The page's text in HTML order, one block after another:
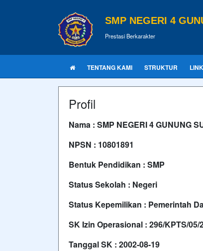
SMP NEGERI 4
Prestasi Berkarakter
TENTANG KAMI STRUKTUR
Profil
Nama : SMP NEGERI 4 GUNUNG
NPSN : 10801891
Bentuk Pendidikan : SMP
Status Sekolah : Negeri
Status Kepemilikan : Pemerintah
SK Izin Operasional : 296/KPTS/05/
Tanggal SK : 2002-08-19